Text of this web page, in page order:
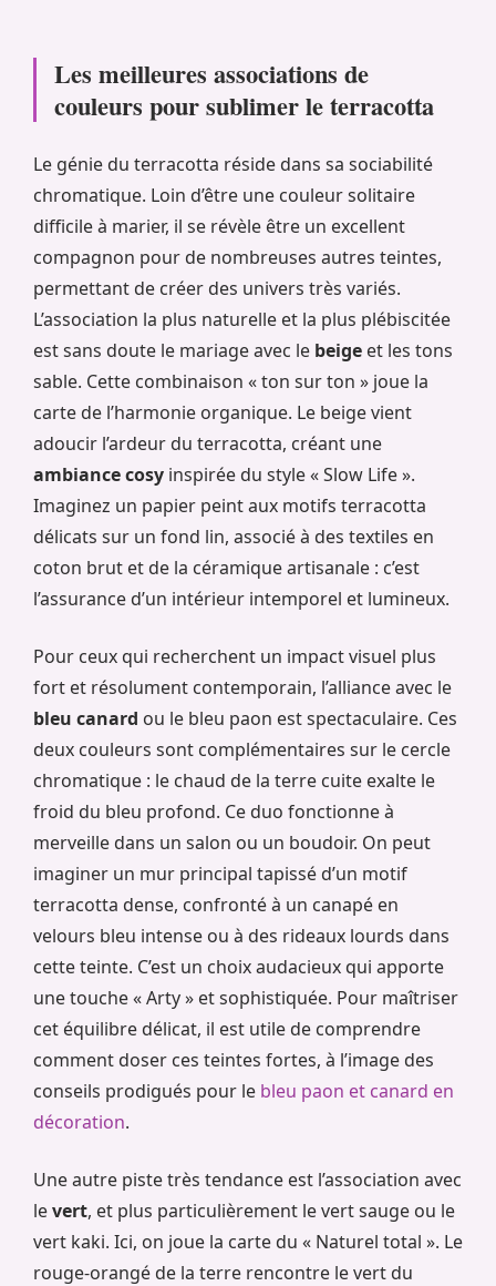
Les meilleures associations de
couleurs pour sublimer le terracotta
Le génie du terracotta réside dans sa sociabilité
chromatique. Loin d’être une couleur solitaire
difficile à marier, il se révèle être un excellent
compagnon pour de nombreuses autres teintes,
permettant de créer des univers très variés.
L’association la plus naturelle et la plus plébiscitée
est sans doute le mariage avec le beige et les tons
sable. Cette combinaison « ton sur ton » joue la
carte de l’harmonie organique. Le beige vient
adoucir l’ardeur du terracotta, créant une
ambiance cosy inspirée du style « Slow Life ».
Imaginez un papier peint aux motifs terracotta
délicats sur un fond lin, associé à des textiles en
coton brut et de la céramique artisanale : c’est
l’assurance d’un intérieur intemporel et lumineux.
Pour ceux qui recherchent un impact visuel plus
fort et résolument contemporain, l’alliance avec le
bleu canard ou le bleu paon est spectaculaire. Ces
deux couleurs sont complémentaires sur le cercle
chromatique : le chaud de la terre cuite exalte le
froid du bleu profond. Ce duo fonctionne à
merveille dans un salon ou un boudoir. On peut
imaginer un mur principal tapissé d’un motif
terracotta dense, confronté à un canapé en
velours bleu intense ou à des rideaux lourds dans
cette teinte. C’est un choix audacieux qui apporte
une touche « Arty » et sophistiquée. Pour maîtriser
cet équilibre délicat, il est utile de comprendre
comment doser ces teintes fortes, à l’image des
conseils prodigués pour le bleu paon et canard en
décoration.
Une autre piste très tendance est l’association avec
levert, et plus particulièrement le vert sauge ou le
vert kaki. Ici, on joue la carte du « Naturel total ». Le
rouge-orangé de la terre rencontre le vert du